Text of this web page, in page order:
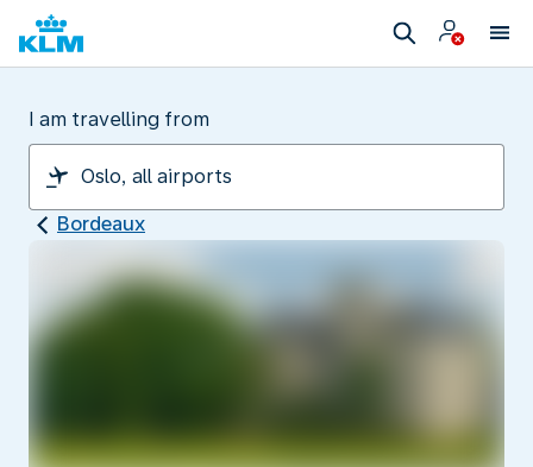
I am travelling from
Bordeaux